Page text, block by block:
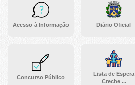
Acesso à Informação
Concurso Público
Diário Oficial
Lista de Espera
Creche ...